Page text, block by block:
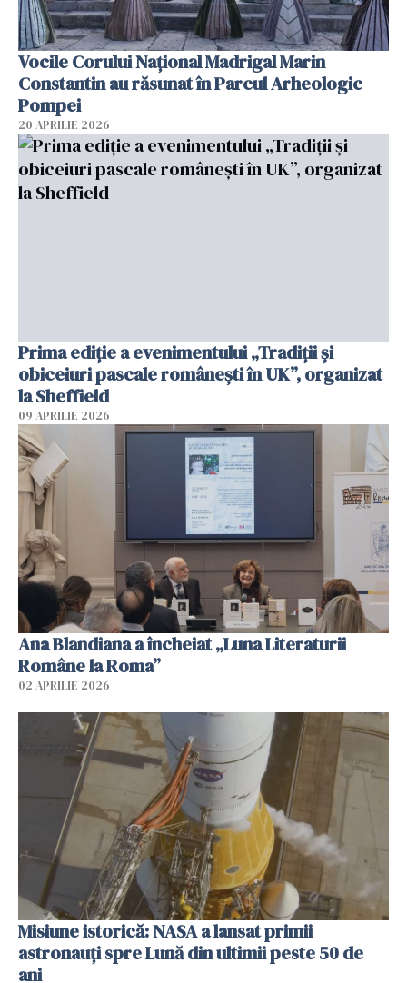
Vocile Corului Național Madrigal Marin
Constantin au răsunat în Parcul Arheologic
Pompei
20 APRILIE 2026
Prima ediție a evenimentului „Tradiții și
obiceiuri pascale românești în UK”, organizat
la Sheffield
09 APRILIE 2026
Ana Blandiana a încheiat „Luna Literaturii
Române la Roma”
02 APRILIE 2026
Misiune istorică: NASA a lansat primii
astronauţi spre Lună din ultimii peste 50 de
ani